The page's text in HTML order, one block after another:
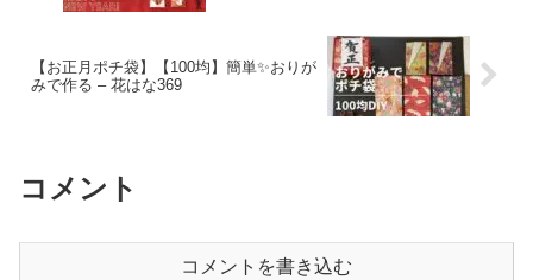
【お正月ポチ袋】【100均】簡単✨おりが
みで作る – 花はな369
コメント
コメントを書き込む